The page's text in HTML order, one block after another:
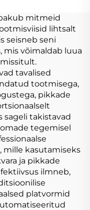
Täidisanimallad
Puhast
mitmeid
lihtsalt
seisneb seni
mis võimaldab luua
tavalised
tootmisega,
pikkade
sageli takistavad
tegemisel
mille kasutamiseks
ja pikkade
ilmneb,
platvormid